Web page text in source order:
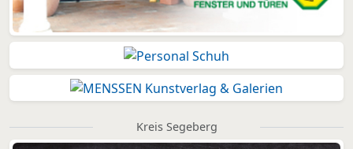
Kreis Segeberg